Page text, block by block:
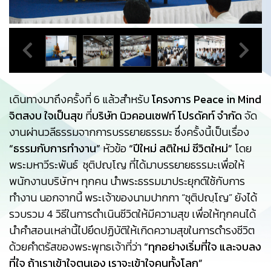
เดินทางมาถึงครั้งที่ 6 แล้วสำหรับโครงการ Peace in Mind
จิตสงบ ใจเป็นสุข ที่บริษัท นิวคอนเซฟท์ โปรดัคท์ จำกัดจัด
งานผ่านวลีธรรมจากการบรรยายธรรมะ ซึ่งครั้งนี้เป็นเรื่อง
“ธรรมกับการทำงาน” หัวข้อ“ปีใหม่ สติใหม่ ชีวิตใหม่” โดย
พระมหาวีระพันธ์ ชุติปญฺโญ ที่ได้มาบรรยายธรรมะเพื่อให้
พนักงานบริษัทฯ ทุกคน นำพระธรรมมาประยุกต์ใช้กับการ
ทำงาน นอกจากนี้ พระเจ้าของนามปากกา “ชุติปญฺโญ” ยังได้
รวบรวม 4 วิธีในการดำเนินชีวิตให้มีความสุข เพื่อให้ทุกคนได้
นำคำสอนเหล่านี้ไปยึดปฏิบัติให้เกิดความสุขในการดำรงชีวิต
ด้วยคำตรัสของพระพุทธเจ้าที่ว่า“ทุกอย่างเริ่มที่ใจ และจบลง
ที่ใจ ถ้าเราเข้าใจตนเอง เราจะเข้าใจคนทั้งโลก”